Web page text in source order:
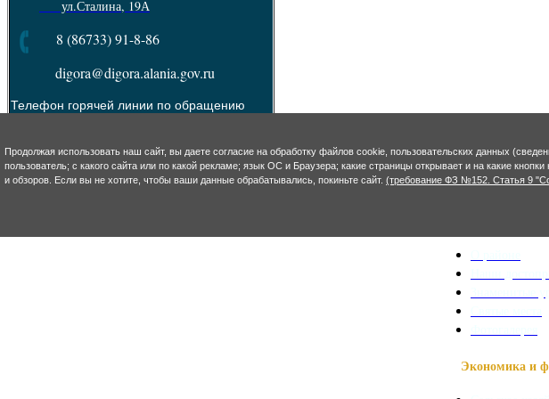
ул.Сталина, 19А
8 (86733) 91-8-86
digora@digora.alania.gov.ru
Телефон горячей линии по обращению
Пресс - служба :8(86733) 92-4-93
e-mail: s.takoeva@digora.alania.gov.ru
Экономика и
Продолжая использовать наш сайт, вы даете согласие на обработку файлов cookie, пользовательских данных
пользователь; с какого сайта или по какой рекламе; язык ОС и Браузера; какие страницы открывает и на какие
и обзоров. Если вы не хотите, чтобы ваши данные обрабатывались, покиньте сайт. (требование ФЗ №152. Статья 9